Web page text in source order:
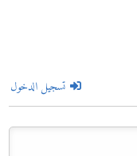
تسجيل الدخول